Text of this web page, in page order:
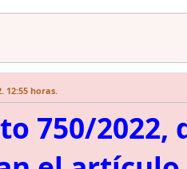
12:55 horas.
750/